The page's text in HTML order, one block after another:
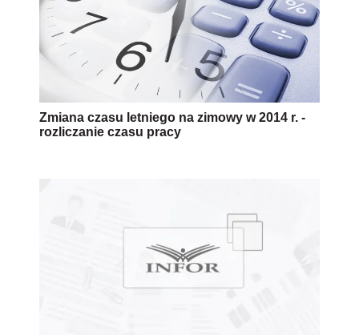
Zmiana czasu letniego na zimowy w 2014 r. -
rozliczanie czasu pracy